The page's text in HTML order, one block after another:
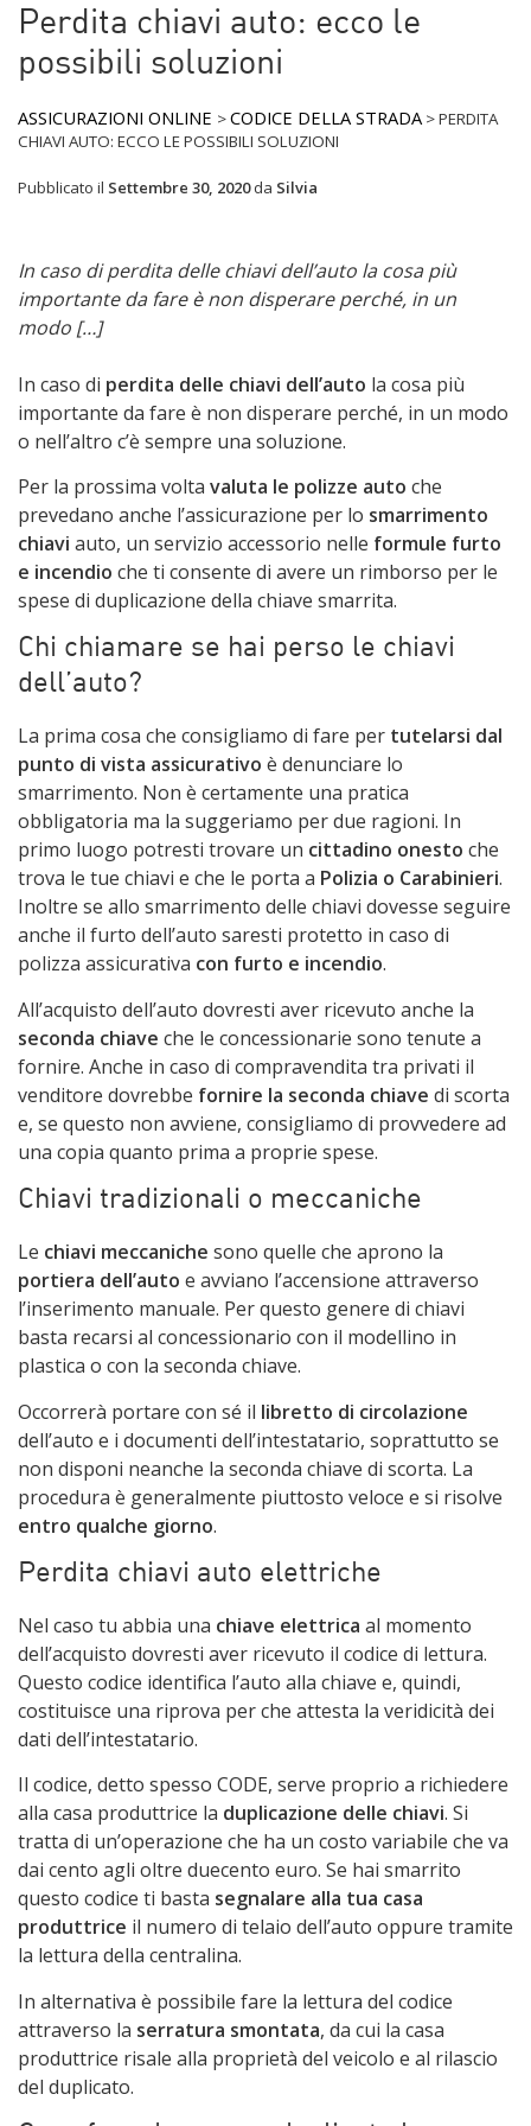
Perdita chiavi auto: ecco le
possibili soluzioni
ASSICURAZIONI ONLINE >CODICE DELLA STRADA >PERDITA
CHIAVI AUTO: ECCO LE POSSIBILI SOLUZIONI
Pubblicato il Settembre 30, 2020da Silvia
In caso di perdita delle chiavi dell’auto la cosa più
importante da fare è non disperare perché, in un
modo […]
In caso di perdita delle chiavi dell’auto la cosa più
importante da fare è non disperare perché, in un modo
o nell’altro c’è sempre una soluzione.
Per la prossima volta valuta le polizze auto che
prevedano anche l’assicurazione per lo smarrimento
chiavi auto, un servizio accessorio nelle formule furto
e incendio che ti consente di avere un rimborso per le
spese di duplicazione della chiave smarrita.
Chi chiamare se hai perso le chiavi
dell’auto?
La prima cosa che consigliamo di fare per tutelarsi dal
punto di vista assicurativo è denunciare lo
smarrimento. Non è certamente una pratica
obbligatoria ma la suggeriamo per due ragioni. In
primo luogo potresti trovare un cittadino onesto che
trova le tue chiavi e che le porta a Polizia o Carabinieri.
Inoltre se allo smarrimento delle chiavi dovesse seguire
anche il furto dell’auto saresti protetto in caso di
polizza assicurativa con furto e incendio.
All’acquisto dell’auto dovresti aver ricevuto anche la
seconda chiave che le concessionarie sono tenute a
fornire. Anche in caso di compravendita tra privati il
venditore dovrebbe fornire la seconda chiave di scorta
e, se questo non avviene, consigliamo di provvedere ad
una copia quanto prima a proprie spese.
Chiavi tradizionali o meccaniche
Le chiavi meccaniche sono quelle che aprono la
portiera dell’auto e avviano l’accensione attraverso
l’inserimento manuale. Per questo genere di chiavi
basta recarsi al concessionario con il modellino in
plastica o con la seconda chiave.
Occorrerà portare con sé il libretto di circolazione
dell’auto e i documenti dell’intestatario, soprattutto se
non disponi neanche la seconda chiave di scorta. La
procedura è generalmente piuttosto veloce e si risolve
entro qualche giorno.
Perdita chiavi auto elettriche
Nel caso tu abbia una chiave elettrica al momento
dell’acquisto dovresti aver ricevuto il codice di lettura.
Questo codice identifica l’auto alla chiave e, quindi,
costituisce una riprova per che attesta la veridicità dei
dati dell’intestatario.
Il codice, detto spesso CODE, serve proprio a richiedere
alla casa produttrice la duplicazione delle chiavi. Si
tratta di un’operazione che ha un costo variabile che va
dai cento agli oltre duecento euro. Se hai smarrito
questo codice ti basta segnalare alla tua casa
produttrice il numero di telaio dell’auto oppure tramite
la lettura della centralina.
In alternativa è possibile fare la lettura del codice
attraverso la serratura smontata, da cui la casa
produttrice risale alla proprietà del veicolo e al rilascio
del duplicato.